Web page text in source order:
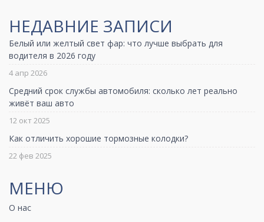
НЕДАВНИЕ ЗАПИСИ
Белый или желтый свет фар: что лучше выбрать для
водителя в 2026 году
4 апр 2026
Средний срок службы автомобиля: сколько лет реально
живёт ваш авто
12 окт 2025
Как отличить хорошие тормозные колодки?
22 фев 2025
МЕНЮ
О нас